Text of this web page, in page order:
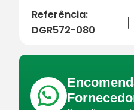
Referência:
DGR572-080